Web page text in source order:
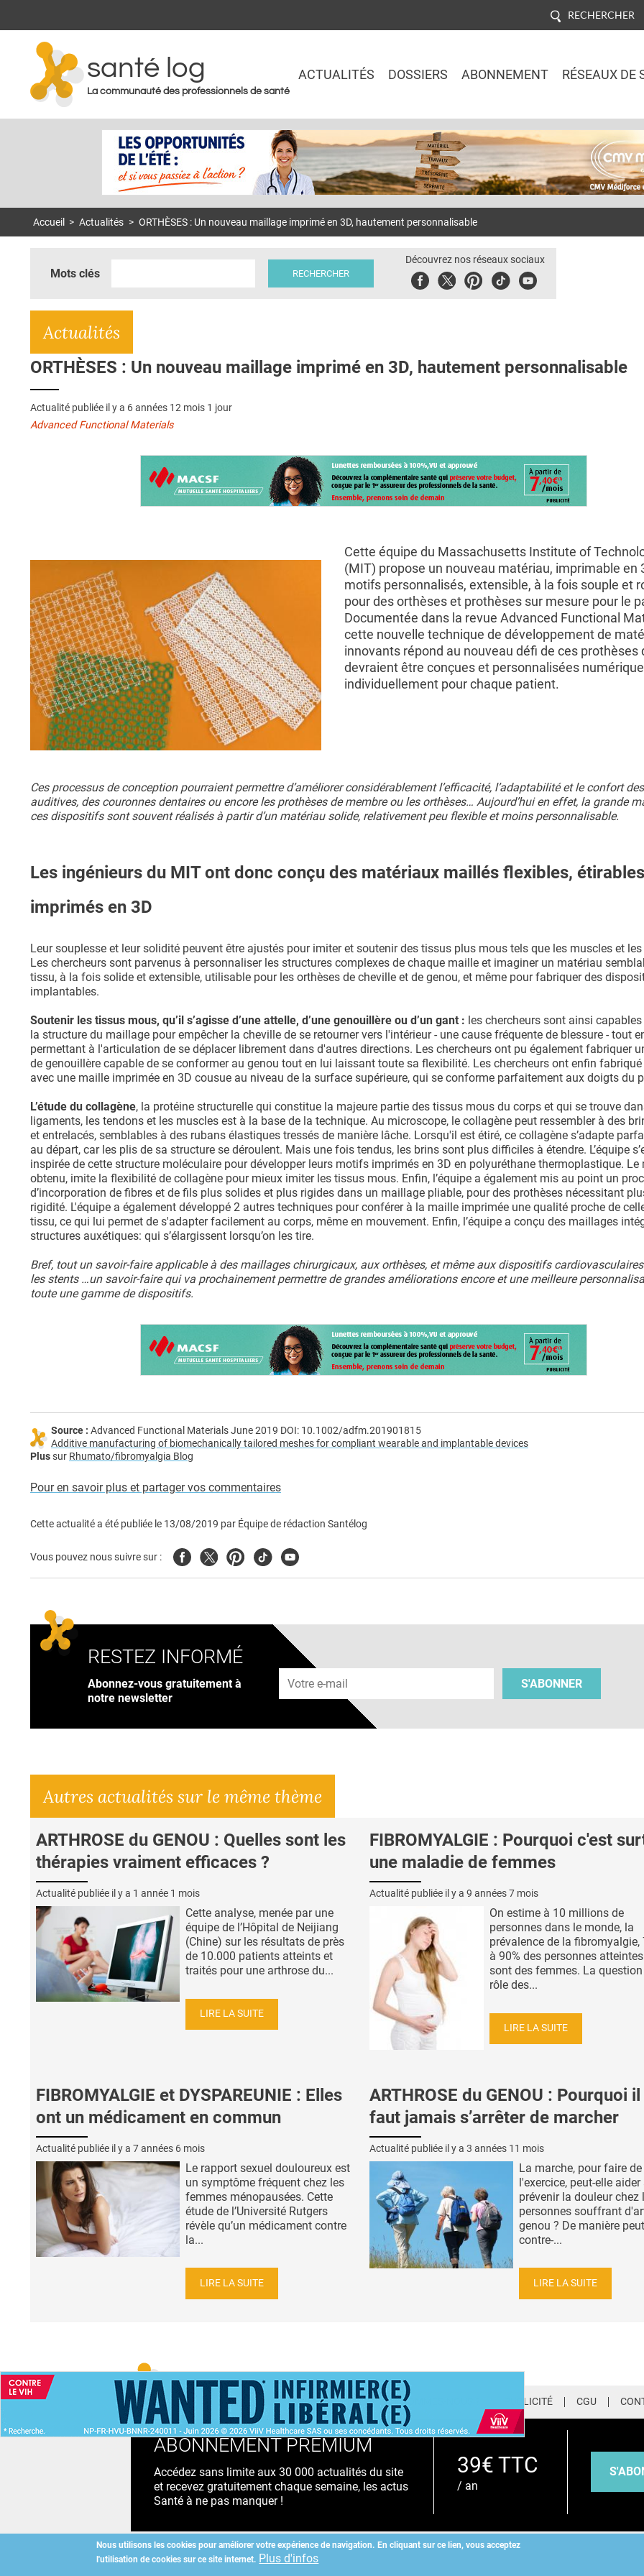
RECHERCHER
santé log
La communauté des professionnels de santé
ACTUALITÉS DOSSIERS ABONNEMENT RÉSEAUX DE
Accueil > Actualités > ORTHÈSES : Un nouveau maillage imprimé en 3D, hautement personnalisable
Mots clés
Découvrez nos réseaux sociaux
FacebookTwitterPinterest
TiktokYoubute
Actualités
ORTHÈSES : Un nouveau maillage imprimé en 3D, hautement personnalisable
Actualité publiée il y a 6 années 12 mois 1 jour
Advanced Functional Materials
Cette équipe du Massachusetts Institute of
(MIT) propose un nouveau matériau, imprimable en
motifs personnalisés, extensible, à la fois souple et
pour des orthèses et prothèses sur mesure pour le
Documentée dans la revue Advanced Functional
cette nouvelle technique de développement de
innovants répond au nouveau défi de ces prothèses
devraient être conçues et personnalisées
individuellement pour chaque patient.
Ces processus de conception pourraient permettre d’améliorer considérablement l’efficacité, l’adaptabilité et le confort
auditives, des couronnes dentaires ou encore les prothèses de membre ou les orthèses… Aujourd’hui en effet, la grande
ces dispositifs sont souvent réalisés à partir d’un matériau solide, relativement peu flexible et moins personnalisable.
Les ingénieurs du MIT ont donc conçu des matériaux maillés flexibles,
imprimés en 3D
Leur souplesse et leur solidité peuvent être ajustés pour imiter et soutenir des tissus plus mous tels que les muscles et
Les chercheurs sont parvenus à personnaliser les structures complexes de chaque maille et imaginer un matériau
tissu, à la fois solide et extensible, utilisable pour les orthèses de cheville et de genou, et même pour fabriquer des
implantables.
Soutenir les tissus mous, qu’il s’agisse d’une attelle, d’une genouillère ou d’un gant : les chercheurs sont ainsi capables
la structure du maillage pour empêcher la cheville de se retourner vers l'intérieur - une cause fréquente de blessure - tout
permettant à l'articulation de se déplacer librement dans d'autres directions. Les chercheurs ont pu également fabriquer
de genouillère capable de se conformer au genou tout en lui laissant toute sa flexibilité. Les chercheurs ont enfin
avec une maille imprimée en 3D cousue au niveau de la surface supérieure, qui se conforme parfaitement aux doigts du
L’étude du collagène, la protéine structurelle qui constitue la majeure partie des tissus mous du corps et qui se trouve
ligaments, les tendons et les muscles est à la base de la technique. Au microscope, le collagène peut ressembler à des
et entrelacés, semblables à des rubans élastiques tressés de manière lâche. Lorsqu'il est étiré, ce collagène s’adapte
au départ, car les plis de sa structure se déroulent. Mais une fois tendus, les brins sont plus difficiles à étendre. L’équipe
inspirée de cette structure moléculaire pour développer leurs motifs imprimés en 3D en polyuréthane thermoplastique. Le
obtenu, imite la flexibilité de collagène pour mieux imiter les tissus mous. Enfin, l’équipe a également mis au point un
d’incorporation de fibres et de fils plus solides et plus rigides dans un maillage pliable, pour des prothèses nécessitant
rigidité. L'équipe a également développé 2 autres techniques pour conférer à la maille imprimée une qualité proche de
tissu, ce qui lui permet de s'adapter facilement au corps, même en mouvement. Enfin, l’équipe a conçu des maillages
structures auxétiques: qui s’élargissent lorsqu’on les tire.
Bref, tout un savoir-faire applicable à des maillages chirurgicaux, aux orthèses, et même aux dispositifs
les stents …un savoir-faire qui va prochainement permettre de grandes améliorations encore et une meilleure
toute une gamme de dispositifs.
Source : Advanced Functional Materials June 2019 DOI: 10.1002/adfm.201901815
Additive manufacturing of biomechanically tailored meshes for compliant wearable and implantable devices
Plussur Rhumato/fibromyalgia Blog
Pour en savoir plus et partager vos commentaires
Cette actualité a été publiée le 13/08/2019 par Équipe de rédaction Santélog
Vous pouvez nous suivre sur : FacebookTwitterPinterest
TiktokYoutube
RESTEZ INFORMÉ
Abonnez-vous gratuitement à
notre newsletter
Adresse e-mail
S'ABONNER
Autres actualités sur le même thème
ARTHROSE du GENOU : Quelles sont les
thérapies vraiment efficaces ?
Actualité publiée il y a 1 année 1 mois
Cette analyse, menée par une
équipe de l’Hôpital de Neijiang
(Chine) sur les résultats de près
de 10.000 patients atteints et
traités pour une arthrose du...
LIRE LA SUITE
FIBROMYALGIE : Pourquoi c'est
une maladie de femmes
Actualité publiée il y a 9 années 7 mois
On estime à 10 millions de
personnes dans le monde, la
prévalence de la fibromyalgie,
à 90% des personnes atteintes
sont des femmes. La
rôle des...
LIRE LA SUITE
FIBROMYALGIE et DYSPAREUNIE : Elles
ont un médicament en commun
Actualité publiée il y a 7 années 6 mois
Le rapport sexuel douloureux est
un symptôme fréquent chez les
femmes ménopausées. Cette
étude de l’Université Rutgers
révèle qu’un médicament contre
la...
LIRE LA SUITE
ARTHROSE du GENOU : Pourquoi
faut jamais s’arrêter de marcher
Actualité publiée il y a 3 années 11 mois
La marche, pour faire de
l'exercice, peut-elle aider
prévenir la douleur chez
personnes souffrant
genou ? De manière
contre-...
LIRE LA SUITE
Nous utilisons les cookies pour améliorer votre expérience de navigation. En cliquant sur ce lien, vous acceptez
l'utilisation de cookies sur ce site internet. Plus d'infos
ACCUEIL NEWSLETTER QUI SOMMES-NOUS ? PUBLICITÉ CGU
ABONNEMENT PREMIUM
Accédez sans limite aux 30 000 actualités du site
et recevez gratuitement chaque semaine, les actus
Santé à ne pas manquer !
39€ TTC
/ an
Copyright©2026 ALLIEDHEALTH